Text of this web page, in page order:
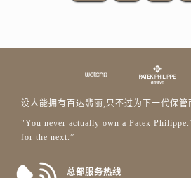
没人能拥有百达翡丽,只不过为下一代保管
"You never actually own a Patek
for the next.”
总部服务热线